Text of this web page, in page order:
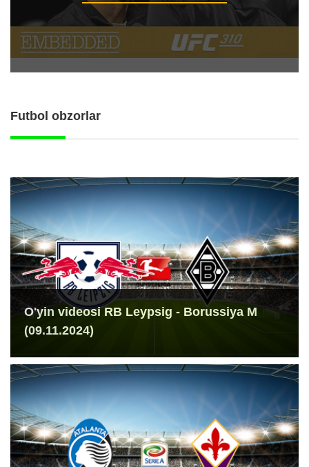
Futbol obzorlar
O'yin videosi RB Leypsig - Borussiya M
(09.11.2024)